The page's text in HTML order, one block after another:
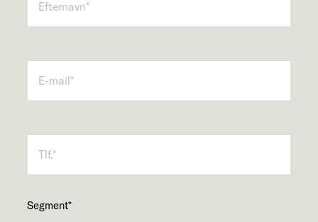
Segment*